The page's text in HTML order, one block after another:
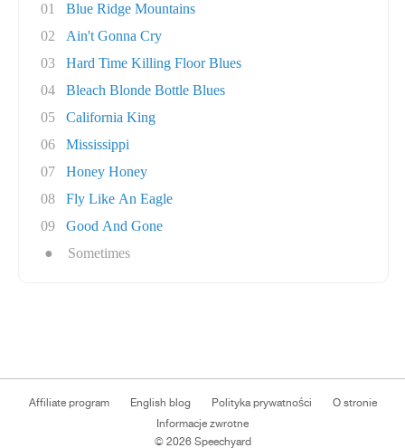
01
Blue Ridge Mountains
02
Ain't Gonna Cry
03
Hard Time Killing Floor Blues
04
Bleach Blonde Bottle Blues
05
California King
06
Mississippi
07
Honey Honey
08
Fly Like An Eagle
09
Good And Gone
●
Sometimes
Affiliate program English blog Polityka prywatności
O stronie
Informacje zwrotne
© 2026 Speechyard